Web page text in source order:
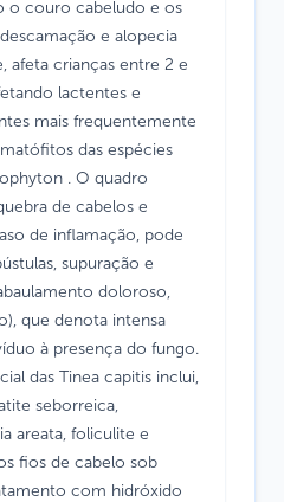
o couro cabeludo e os
e alopecia
afeta crianças entre 2 e
lactentes e
mais frequentemente
das espécies
. O quadro
de cabelos e
de inflamação, pode
supuração e
doloroso,
que denota intensa
à presença do fungo.
das Tinea capitis inclui,
seborreica,
areata, foliculite e
fios de cabelo sob
com hidróxido